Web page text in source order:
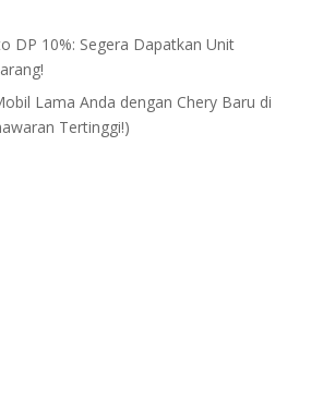
DP 10%: Segera Dapatkan Unit
Lama Anda dengan Chery Baru di
Tertinggi!)